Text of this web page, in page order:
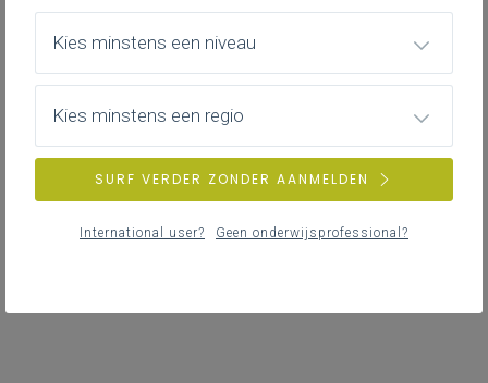
Kies minstens een niveau
Kies minstens een regio
SURF VERDER ZONDER AANMELDEN
International user? Geen onderwijsprofessional?